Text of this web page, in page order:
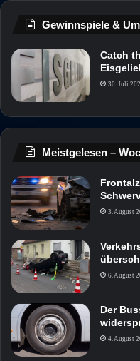
Gewinnspiele &
Catch
30. Juli
Meistgelesen –
3. August
6. August
Der
4. August